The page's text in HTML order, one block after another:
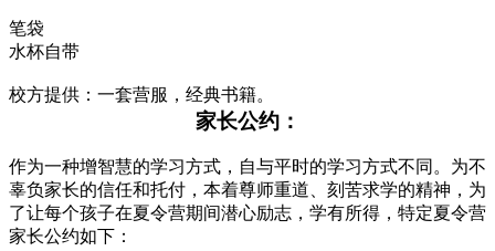
笔袋
水杯自带
校方提供：一套营服，经典书籍。
家长公约：
作为一种增智慧的学习方式，自与平时的学习方式不同。为不
辜负家长的信任和托付，本着尊师重道、刻苦求学的精神，为
了让每个孩子在夏令营期间潜心励志，学有所得，特定夏令营
家长公约如下：